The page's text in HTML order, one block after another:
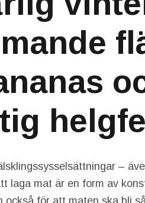
–
laga mat är en form av